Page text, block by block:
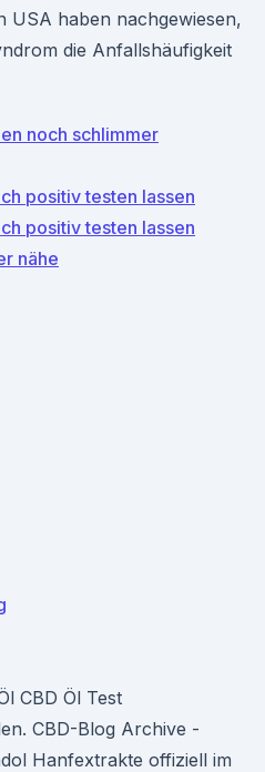
USA haben nachgewiesen,
die Anfallshäufigkeit
noch schlimmer
positiv testen lassen
positiv testen lassen
nähe
CBD Öl Test
CBD-Blog Archive -
Hanfextrakte offiziell im